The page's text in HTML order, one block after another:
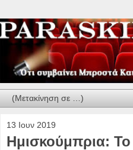
13 Ιουν 2019
Ημισκούμπρια: